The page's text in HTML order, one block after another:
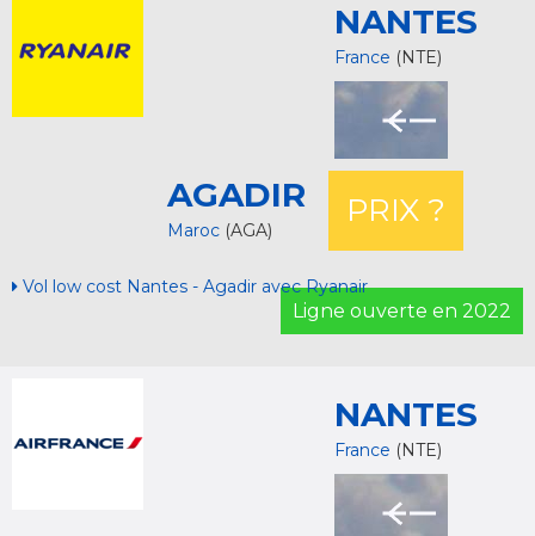
NANTES
France (NTE)
AGADIR
Maroc (AGA)
PRIX ?
Vol low cost Nantes - Agadir avec Ryanair
Ligne ouverte en 2022
NANTES
France (NTE)